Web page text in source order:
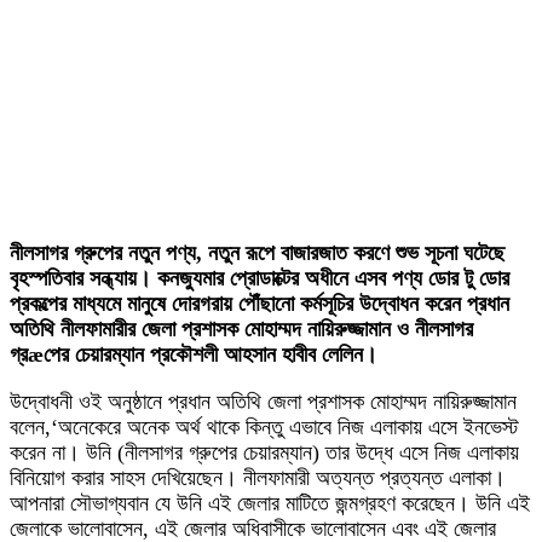
নীলসাগর গ্রুপের নতুন পণ্য, নতুন রূপে বাজারজাত করণে শুভ সূচনা ঘটেছে
বৃহস্পতিবার সন্ধ্যায়। কনজ্যুমার প্রোডাক্টের অধীনে এসব পণ্য ডোর টু ডোর
প্রকল্পের মাধ্যমে মানুষে দোরগরায় পৌঁছানো কর্মসূচির উদ্বোধন করেন প্রধান
অতিথি নীলফামারীর জেলা প্রশাসক মোহাম্মদ নায়িরুজ্জামান ও নীলসাগর
গ্রæপের চেয়ারম্যান প্রকৌশলী আহসান হাবীব লেলিন।
উদ্বোধনী ওই অনুষ্ঠানে প্রধান অতিথি জেলা প্রশাসক মোহাম্মদ নায়িরুজ্জামান
বলেন,‘অনেকেরে অনেক অর্থ থাকে কিন্তু এভাবে নিজ এলাকায় এসে ইনভেস্ট
করেন না। উনি (নীলসাগর গ্রুপের চেয়ারম্যান) তার উদ্ধে এসে নিজ এলাকায়
বিনিয়োগ করার সাহস দেখিয়েছেন। নীলফামারী অত্যন্ত প্রত্যন্ত এলাকা।
আপনারা সৌভাগ্যবান যে উনি এই জেলার মাটিতে জন্মগ্রহণ করেছেন। উনি এই
জেলাকে ভালোবাসেন, এই জেলার অধিবাসীকে ভালোবাসেন এবং এই জেলার